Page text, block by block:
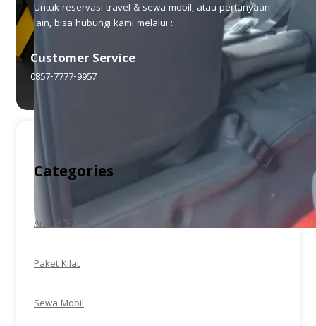
Untuk reservasi travel & sewa mobil, atau pertanyaan
lain, bisa hubungi kami melalui :
Customer Service
0857-7777-9957
Categories
Artikel Travel
Paket Kilat
Sewa Mobil